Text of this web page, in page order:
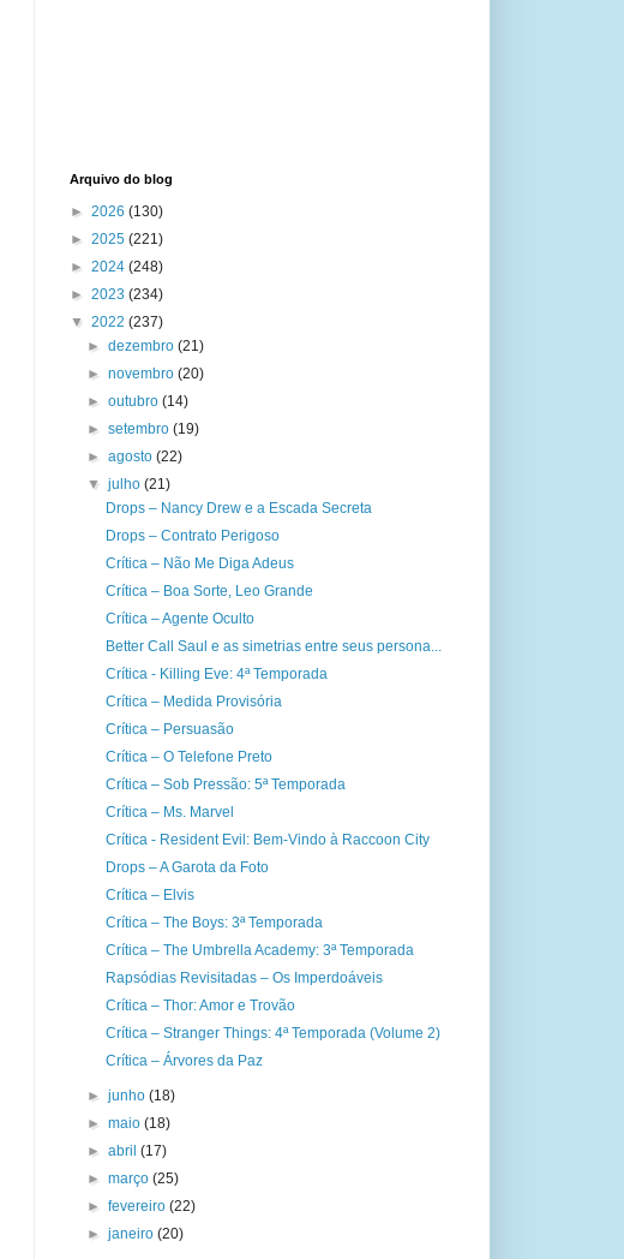
Arquivo do blog
► 2026 (130)
► 2025 (221)
► 2024 (248)
► 2023 (234)
▼ 2022 (237)
►dezembro(21)
►novembro(20)
►outubro(14)
►setembro(19)
►agosto(22)
▼julho(21)
Drops – Nancy Drew e a Escada Secreta
Drops – Contrato Perigoso
Crítica – Não Me Diga Adeus
Crítica – Boa Sorte, Leo Grande
Crítica – Agente Oculto
Better Call Saul e as simetrias entre seus persona...
Crítica - Killing Eve: 4ª Temporada
Crítica – Medida Provisória
Crítica – Persuasão
Crítica – O Telefone Preto
Crítica – Sob Pressão: 5ª Temporada
Crítica – Ms. Marvel
Crítica - Resident Evil: Bem-Vindo à Raccoon City
Drops – A Garota da Foto
Crítica – Elvis
Crítica – The Boys: 3ª Temporada
Crítica – The Umbrella Academy: 3ª Temporada
Rapsódias Revisitadas – Os Imperdoáveis
Crítica – Thor: Amor e Trovão
Crítica – Stranger Things: 4ª Temporada (Volume 2)
Crítica – Árvores da Paz
►junho(18)
►maio(18)
►abril(17)
►março(25)
►fevereiro(22)
►janeiro(20)